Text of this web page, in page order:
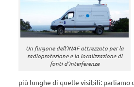
Un furgone dell’INAF attrezzato per la
radioprotezione e la localizzazione di
fonti d’interferenze
più lunghe di quelle visibili: parliamo